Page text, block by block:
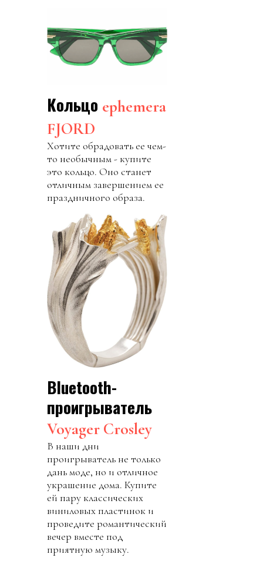
Кольцо ephemera
FJORD
Хотите обрадовать ее чем-
то необычным - купите
это кольцо. Оно станет
отличным завершением ее
праздничного образа.
Bluetooth-
проигрыватель
Voyager Crosley
В наши дни
проигрыватель не только
дань моде, но и отличное
украшение дома. Купите
ей пару классических
виниловых пластинок и
проведите романтический
вечер вместе под
приятную музыку.